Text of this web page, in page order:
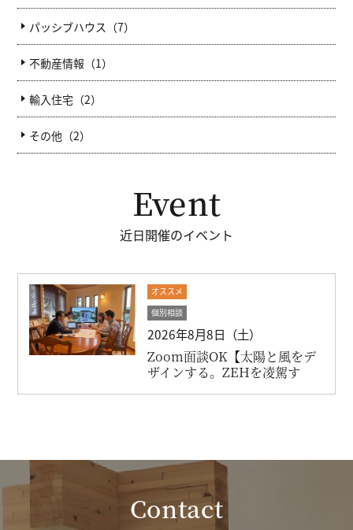
パッシブハウス（7）
不動産情報（1）
輸入住宅（2）
その他（2）
Event
近日開催のイベント
オススメ
個別相談
2026年8月8日（土）
Zoom面談OK【太陽と風をデ
ザインする。ZEHを凌駕す
Contact